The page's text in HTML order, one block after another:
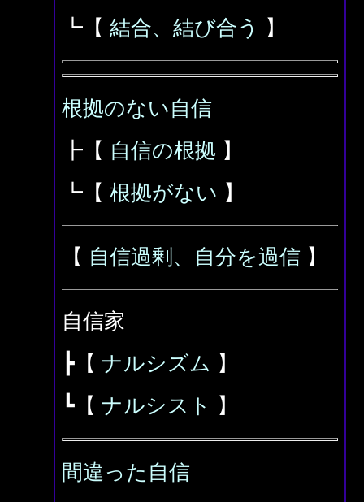
┗【 結合、結び合う 】
根拠のない自信
┣【 自信の根拠 】
┗【 根拠がない 】
【 自信過剰、自分を過信 】
自信家
┣【 ナルシズム 】
┗【 ナルシスト 】
間違った自信